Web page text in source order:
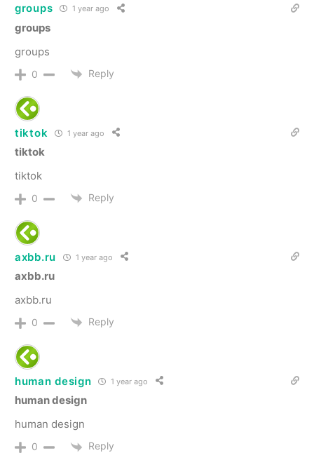
groups 1 year ago
groups
groups
0 Reply
tiktok 1 year ago
tiktok
tiktok
0 Reply
axbb.ru 1 year ago
axbb.ru
axbb.ru
0 Reply
human design 1 year ago
human design
human design
0 Reply